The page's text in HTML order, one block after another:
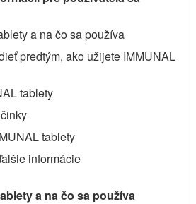
a na čo sa používa
predtým, ako užijete IMMUNAL
tablety
tablety
informácie
a na čo sa používa